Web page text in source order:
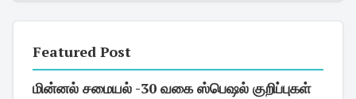
Featured Post
மின்னல் சமையல் -30 வகை ஸ்பெஷல் குறிப்புகள்